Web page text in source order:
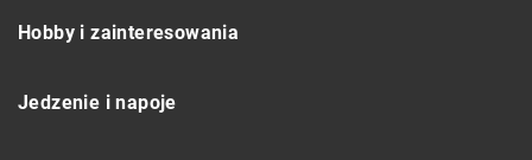
Hobby i zainteresowania
Jedzenie i napoje